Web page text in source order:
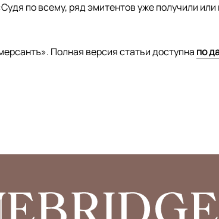
по всему, ряд эмитентов уже получили
Полная версия статьи доступна по